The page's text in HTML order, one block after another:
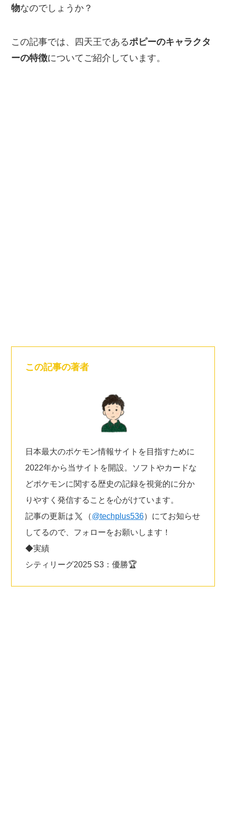
物なのでしょうか？
この記事では、四天王であるポピーのキャラクタ
ーの特徴についてご紹介しています。
この記事の著者
日本最大のポケモン情報サイトを目指すために
2022年から当サイトを開設。ソフトやカードな
どポケモンに関する歴史の記録を視覚的に分か
りやすく発信することを心がけています。
記事の更新は
（@techplus536）にてお知らせ
してるので、フォローをお願いします！
◆実績
シティリーグ2025 S3：優勝🏆